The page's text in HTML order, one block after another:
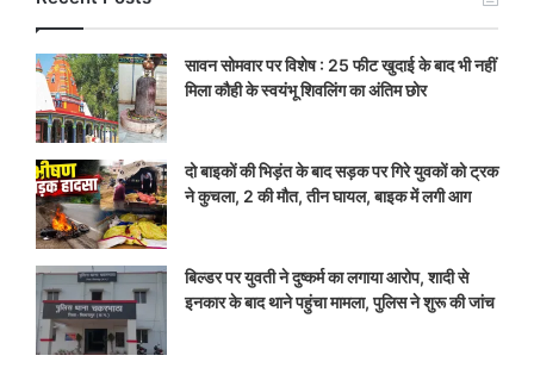
सावन सोमवार पर विशेष : 25 फीट खुदाई के बाद भी नहीं
मिला कौही के स्वयंभू शिवलिंग का अंतिम छोर
दो बाइकों की भिड़ंत के बाद सड़क पर गिरे युवकों को ट्रक
ने कुचला, 2 की मौत, तीन घायल, बाइक में लगी आग
बिल्डर पर युवती ने दुष्कर्म का लगाया आरोप, शादी से
इनकार के बाद थाने पहुंचा मामला, पुलिस ने शुरू की जांच